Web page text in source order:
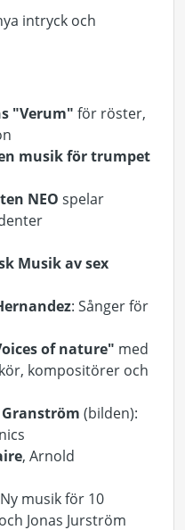
intryck och
"Verum" för röster,
musik för trumpet
NEO spelar
Musik av sex
: Sånger för
of nature" med
kompositörer och
(bilden):
, Arnold
Ny musik för 10
Jonas Jurström